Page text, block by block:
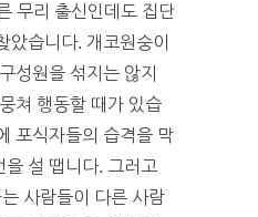
무리 출신인데도 집단
았습니다. 개코원숭이
성원을 섞지는 않지
쳐 행동할 때가 있습
포식자들의 습격을 막
을 설 땝니다. 그러고
사람들이 다른 사람